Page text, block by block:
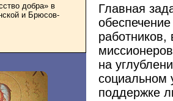
добра» в
и Брюсов-
Главная
работников,
на
социальном
поддержке